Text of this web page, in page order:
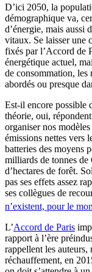
D’ici 2050, la
démographique va,
d’énergie, mais aussi
vitaux. Se laisser une
fixés par l’Accord de
énergétique actuel,
de consommation, les
abordés ou presque
Est-il encore possible
théorie, oui,
organiser nos
émissions nettes vers
batteries des moyens
milliards de tonnes
d’hectares de forêt.
pas ses effets assez
ses collègues de
n’existent, pour le
L’Accord de Paris
rapport à l’ère
rappellent les auteurs,
réchauffement, en